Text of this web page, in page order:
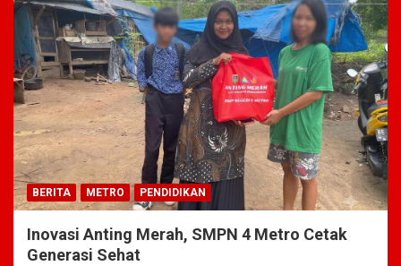
BERITA METRO PENDIDIKAN
Inovasi Anting Merah, SMPN 4 Metro Cetak
Generasi Sehat